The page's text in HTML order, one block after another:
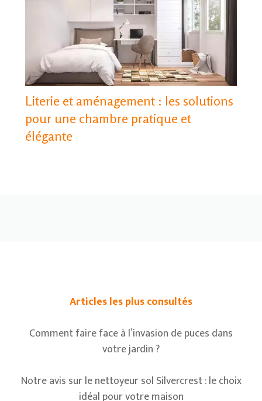
Literie et aménagement : les solutions
pour une chambre pratique et
élégante
Articles les plus consultés
Comment faire face à l’invasion de puces dans
votre jardin ?
Notre avis sur le nettoyeur sol Silvercrest : le choix
idéal pour votre maison